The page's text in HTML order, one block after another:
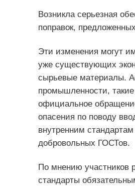
Возникла серьезная
поправок,
Эти изменения могут
уже существующих
сырьевые материалы.
промышленности,
официальное
опасения по поводу
внутренним
добровольных ГОСТов.
По мнению участников
стандарты